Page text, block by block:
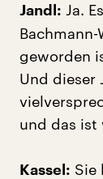
Jandl: Ja.
geworden
Und dieser
und das ist
Kassel: Sie